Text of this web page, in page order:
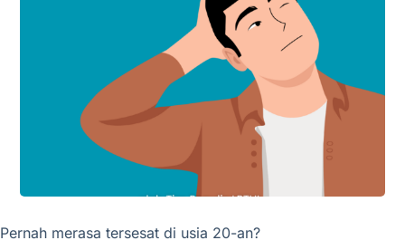
Pernah merasa tersesat di usia 20-an?